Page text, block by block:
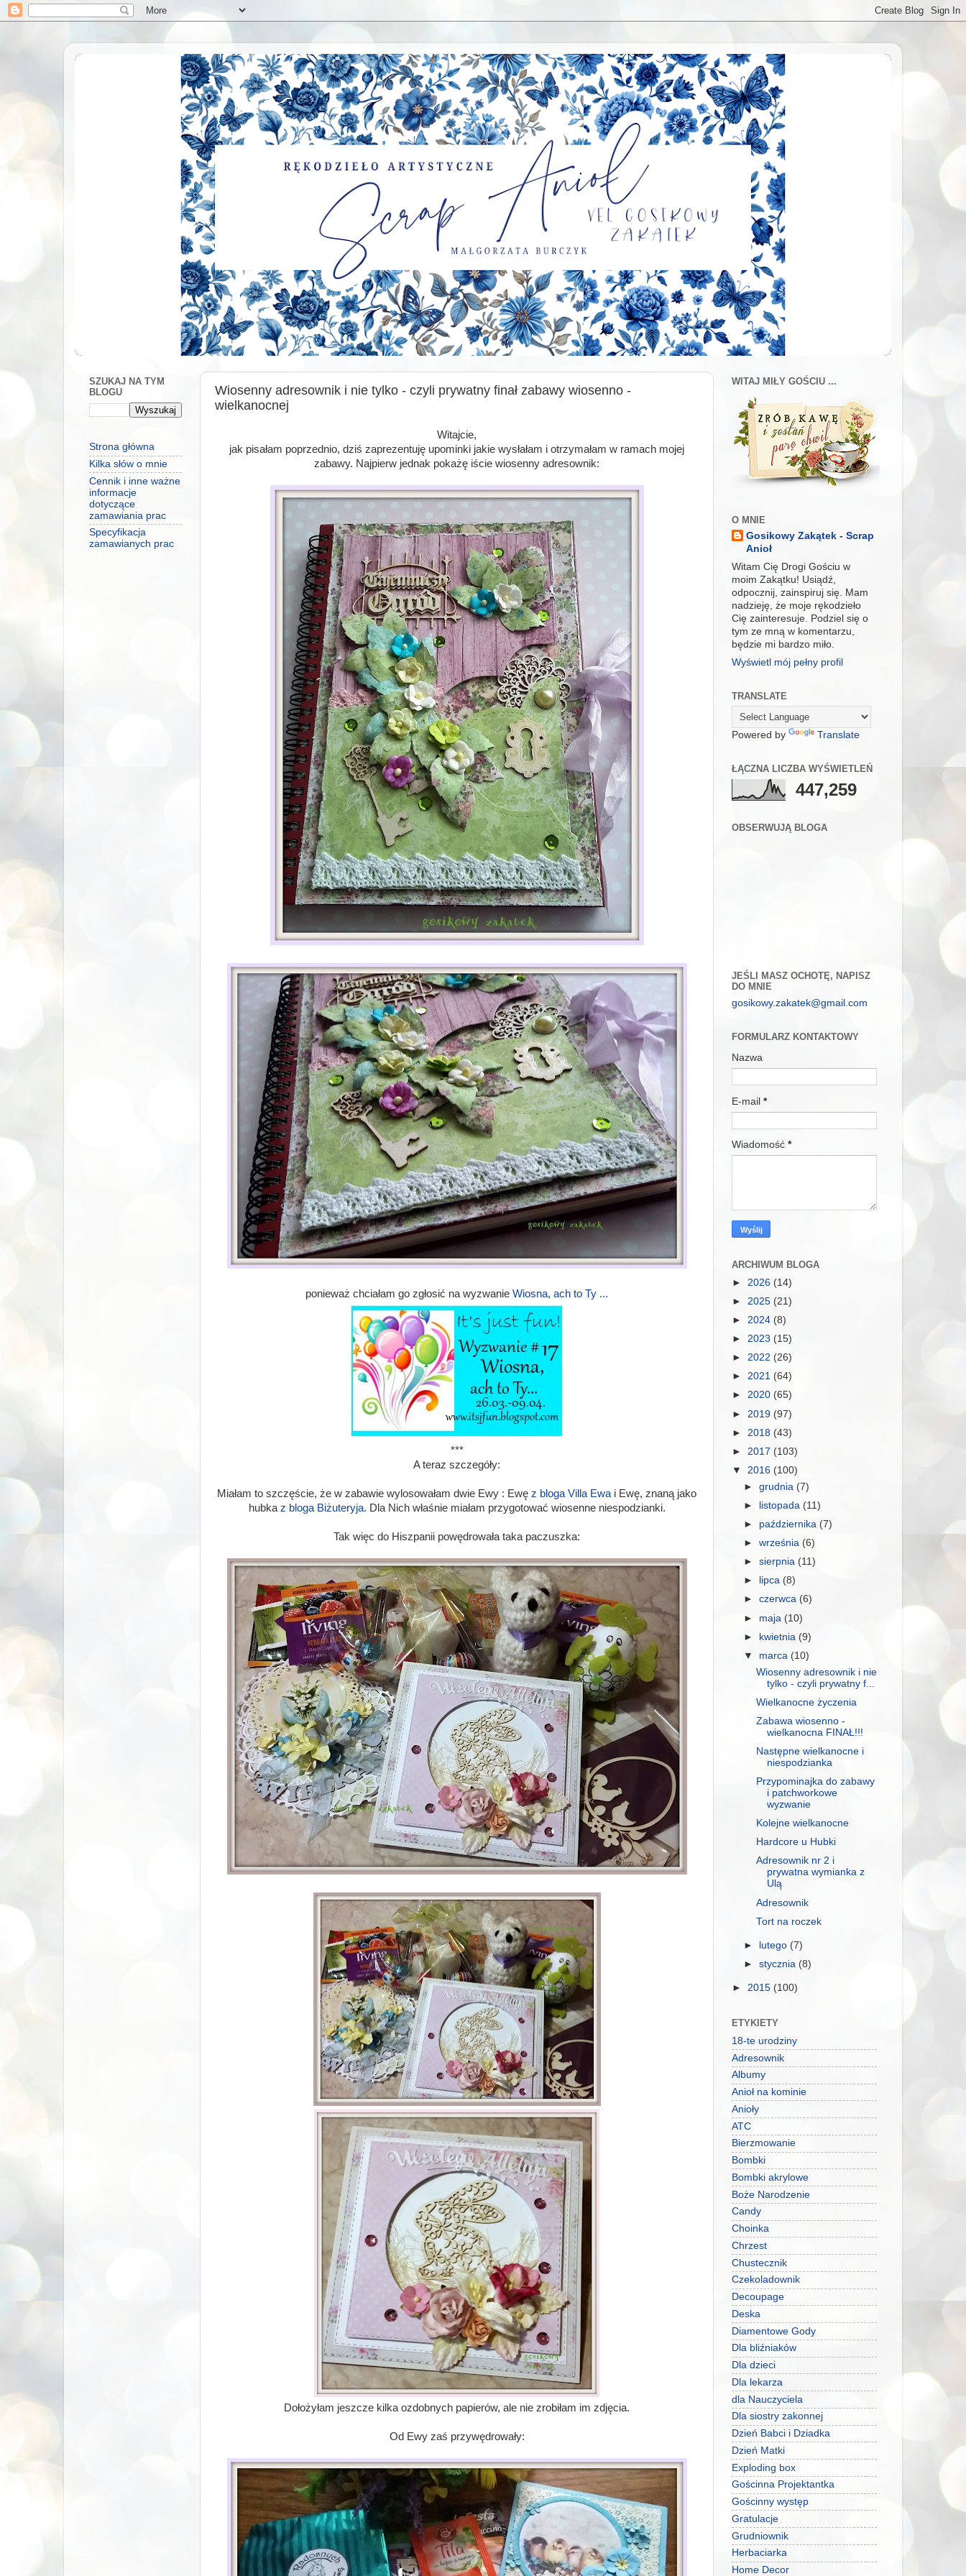
Wiosenny adresownik i nie tylko - czyli prywatny finał zabawy wiosenno -
wielkanocnej
Witajcie,
jak pisałam poprzednio, dziś zaprezentuję upominki jakie wysłałam i otrzymałam w ramach mojej
zabawy. Najpierw jednak pokażę iście wiosenny adresownik:
ponieważ chciałam go zgłosić na wyzwanie Wiosna, ach to Ty ...
***
A teraz szczegóły:
Miałam to szczęście, że w zabawie wylosowałam dwie Ewy : Ewę z bloga Villa Ewa i Ewę, znaną jako
hubka z bloga Biżuteryja. Dla Nich właśnie miałam przygotować wiosenne niespodzianki.
Tak więc do Hiszpanii powędrowała taka paczuszka:
Dołożyłam jeszcze kilka ozdobnych papierów, ale nie zrobiłam im zdjęcia.
Od Ewy zaś przywędrowały:
SZUKAJ NA TYM
BLOGU
Strona główna
Kilka słów o mnie
Cennik i inne ważne
informacje
dotyczące
zamawiania prac
Specyfikacja
zamawianych prac
WITAJ MIŁY GOŚCIU ...
O MNIE
Gosikowy Zakątek - Scrap
Anioł
Witam Cię Drogi Gościu w
moim Zakątku! Usiądź,
odpocznij, zainspiruj się. Mam
nadzieję, że moje rękodzieło
Cię zainteresuje. Podziel się o
tym ze mną w komentarzu,
będzie mi bardzo miło.
Wyświetl mój pełny profil
TRANSLATE
Powered by Translate
ŁĄCZNA LICZBA WYŚWIETLEŃ
447,259
OBSERWUJĄ BLOGA
JEŚLI MASZ OCHOTĘ, NAPISZ
DO MNIE
gosikowy.zakatek@gmail.com
FORMULARZ KONTAKTOWY
Nazwa
E-mail *
Wiadomość *
ARCHIWUM BLOGA
► 2026 (14)
► 2025 (21)
► 2024 (8)
► 2023 (15)
► 2022 (26)
► 2021 (64)
► 2020 (65)
► 2019 (97)
► 2018 (43)
► 2017 (103)
▼ 2016 (100)
►grudnia (7)
►
listopada (11)
► października (7)
►września(6)
►sierpnia (11)
►
lipca (8)
►czerwca (6)
► maja (10)
► kwietnia (9)
▼ marca(10)
Wiosenny adresownik i nie
tylko - czyli prywatny f...
Wielkanocne życzenia
Zabawa wiosenno -
wielkanocna FINAŁ!!!
Następne wielkanocne i
niespodzianka
Przypominajka do zabawy
i patchworkowe
wyzwanie
Kolejne wielkanocne
Hardcore u Hubki
Adresownik nr 2 i
prywatna wymianka z
Ulą
Adresownik
Tort na roczek
► lutego (7)
►stycznia (8)
► 2015 (100)
ETYKIETY
18-te urodziny
Adresownik
Albumy
Anioł na kominie
Anioły
ATC
Bierzmowanie
Bombki
Bombki akrylowe
Boże Narodzenie
Candy
Choinka
Chrzest
Chustecznik
Czekoladownik
Decoupage
Deska
Diamentowe Gody
Dla bliźniaków
Dla dzieci
Dla lekarza
dla Nauczyciela
Dla siostry zakonnej
Dzień Babci i Dziadka
Dzień Matki
Exploding box
Gościnna Projektantka
Gościnny występ
Gratulacje
Grudniownik
Herbaciarka
Home Decor